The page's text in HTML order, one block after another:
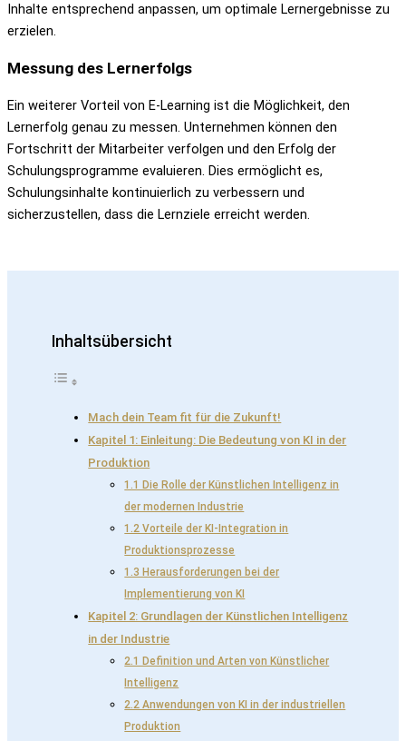
Inhalte entsprechend anpassen, um optimale Lernergebnisse zu
erzielen.
Messung des Lernerfolgs
Ein weiterer Vorteil von E-Learning ist die Möglichkeit, den
Lernerfolg genau zu messen. Unternehmen können den
Fortschritt der Mitarbeiter verfolgen und den Erfolg der
Schulungsprogramme evaluieren. Dies ermöglicht es,
Schulungsinhalte kontinuierlich zu verbessern und
sicherzustellen, dass die Lernziele erreicht werden.
Inhaltsübersicht
Mach dein Team fit für die Zukunft!
Kapitel 1: Einleitung: Die Bedeutung von KI in der
Produktion
1.1 Die Rolle der Künstlichen Intelligenz in
der modernen Industrie
1.2 Vorteile der KI-Integration in
Produktionsprozesse
1.3 Herausforderungen bei der
Implementierung von KI
Kapitel 2: Grundlagen der Künstlichen Intelligenz
in der Industrie
2.1 Definition und Arten von Künstlicher
Intelligenz
2.2 Anwendungen von KI in der industriellen
Produktion